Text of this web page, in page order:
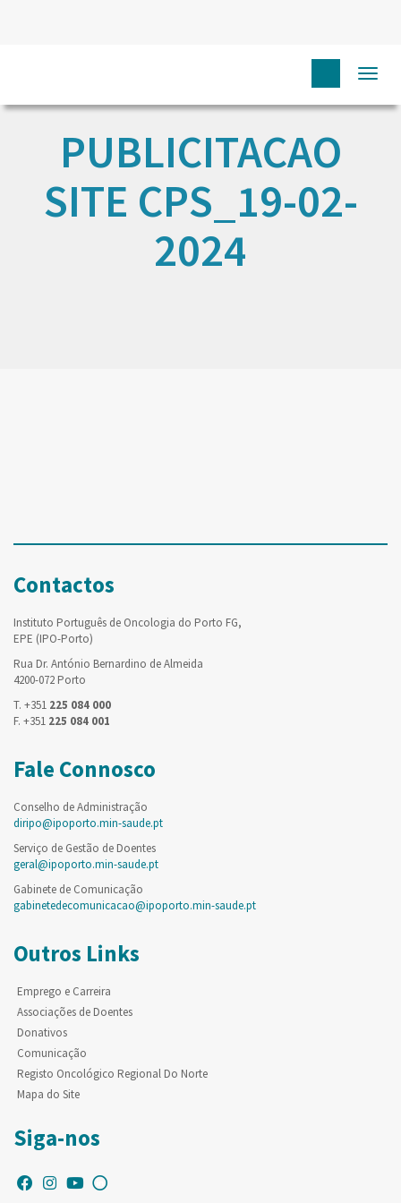
PUBLICITACAO
SITE CPS_19-02-
2024
Contactos
Instituto Português de Oncologia do Porto FG,
EPE (IPO-Porto)
Rua Dr. António Bernardino de Almeida
4200-072 Porto
T. +351 225 084 000
F. +351 225 084 001
Fale Connosco
Conselho de Administração
diripo@ipoporto.min-saude.pt
Serviço de Gestão de Doentes
geral@ipoporto.min-saude.pt
Gabinete de Comunicação
gabinetedecomunicacao@ipoporto.min-saude.pt
Outros Links
Emprego e Carreira
Associações de Doentes
Donativos
Comunicação
Registo Oncológico Regional Do Norte
Mapa do Site
Siga-nos